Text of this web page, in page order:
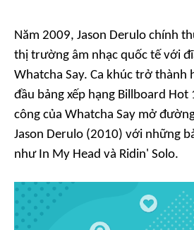
Năm 2009, Jason Derulo chính
thị trường âm nhạc quốc tế với
Whatcha Say. Ca khúc trở thành
đầu bảng xếp hạng Billboard Hot
công của Whatcha Say mở
Jason Derulo (2010) với những
như In My Head và Ridin' Solo.